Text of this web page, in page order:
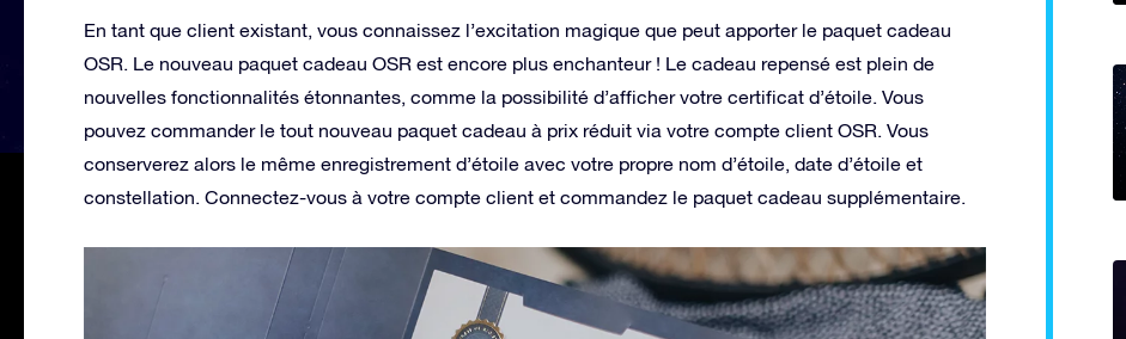
En tant que client existant, vous connaissez l’excitation magique que peut apporter le paquet cadeau
OSR. Le nouveau paquet cadeau OSR est encore plus enchanteur ! Le cadeau repensé est plein de
nouvelles fonctionnalités étonnantes, comme la possibilité d’afficher votre certificat d’étoile. Vous
pouvez commander le tout nouveau paquet cadeau à prix réduit via votre compte client OSR. Vous
conserverez alors le même enregistrement d’étoile avec votre propre nom d’étoile, date d’étoile et
constellation. Connectez-vous à votre compte client et commandez le paquet cadeau supplémentaire.